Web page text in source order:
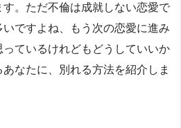
。ただ不倫は成就しない恋愛で
ですよね、もう次の恋愛に進み
ているけれどもどうしていいか
なたに、別れる方法を紹介しま